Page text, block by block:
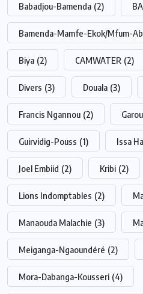
Babadjou-Bamenda (2)
Bamenda-Mamfe-Ekok/Mfum-
Biya (2) CAMWATER (2)
Divers (3) Douala (3)
Francis Ngannou (2)
Guirvidig-Pouss (1) Issa
Joel Embiid (2) Kribi (2)
Lions Indomptables (2)
Manaouda Malachie (3)
Meiganga-Ngaoundéré (2)
Mora-Dabanga-Kousseri (4)